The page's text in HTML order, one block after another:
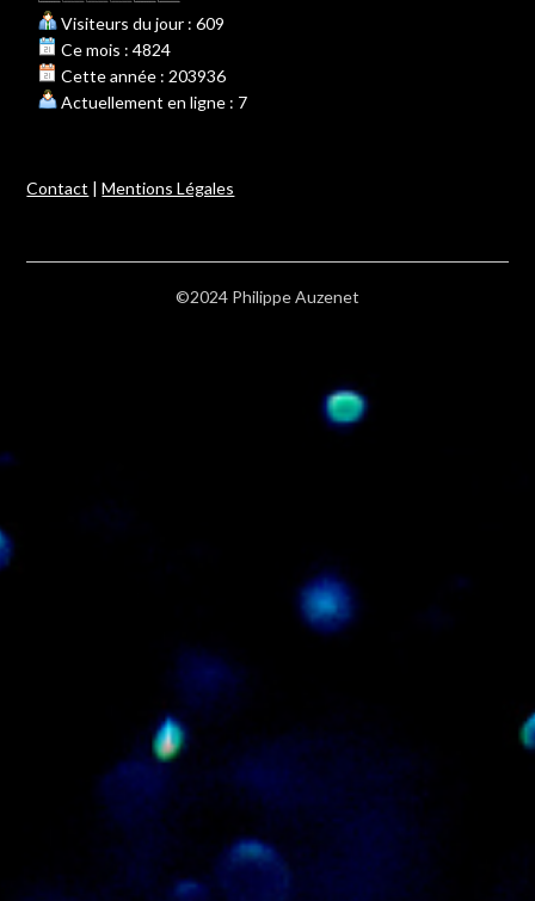
Visiteurs du jour : 609
Ce mois : 4824
Cette année : 203936
Actuellement en ligne : 7
Contact |Mentions Légales
©2024 Philippe Auzenet